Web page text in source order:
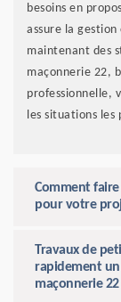
besoins en
assure la
maintenant des
maçonnerie 22,
professionnelle,
les situations
Comment
pour votre
Travaux de
rapidement un
maçonnerie 22